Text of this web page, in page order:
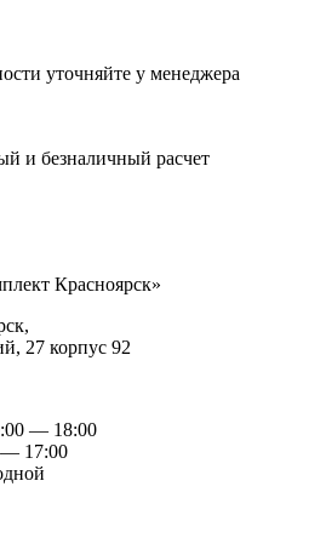
уточняйте у менеджера
и безналичный расчет
Красноярск»
27 корпус 92
— 18:00
— 17:00